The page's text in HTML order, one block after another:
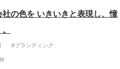
の色を いきいきと表現し、憧
#ブランディング